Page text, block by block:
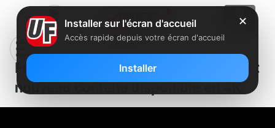
Freebox Mini 4K, Pop et Delta :
nouveau contenu disponible en 4K
✕
Installer sur l'écran d'accueil
Accès rapide depuis votre écran d'accueil
Installer